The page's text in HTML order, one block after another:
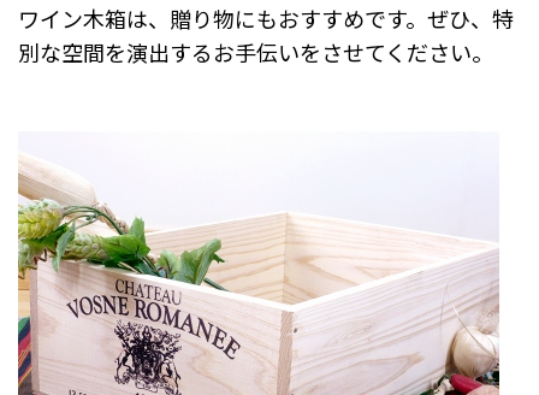
ワイン木箱は、贈り物にもおすすめです。ぜひ、特
別な空間を演出するお手伝いをさせてください。